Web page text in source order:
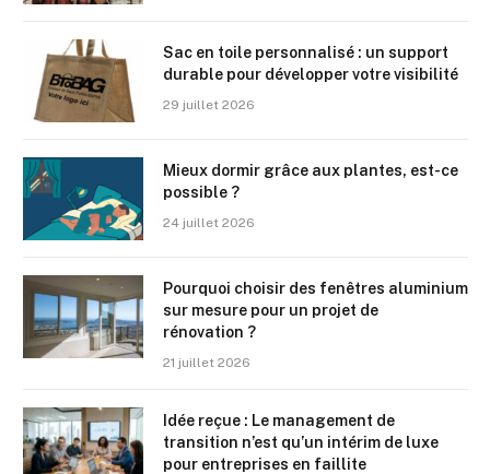
Sac en toile personnalisé : un support
durable pour développer votre visibilité
29 juillet 2026
Mieux dormir grâce aux plantes, est-ce
possible ?
24 juillet 2026
Pourquoi choisir des fenêtres aluminium
sur mesure pour un projet de
rénovation ?
21 juillet 2026
Idée reçue : Le management de
transition n’est qu’un intérim de luxe
pour entreprises en faillite